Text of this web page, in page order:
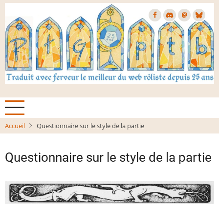
Aller
contenu
principal
Accueil Questionnaire sur le style de la partie
Questionnaire sur le style de la partie